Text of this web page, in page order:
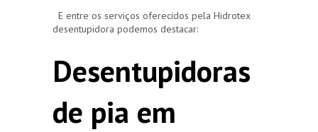
E entre os serviços oferecidos pela Hidrotex
desentupidora podemos destacar:
Desentupidoras
de pia em